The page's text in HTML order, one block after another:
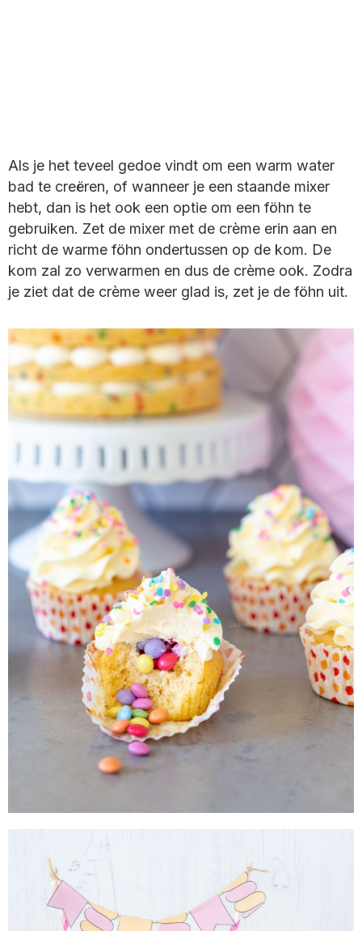
Als je het teveel gedoe vindt om een warm water
bad te creëren, of wanneer je een staande mixer
hebt, dan is het ook een optie om een föhn te
gebruiken. Zet de mixer met de crème erin aan en
richt de warme föhn ondertussen op de kom. De
kom zal zo verwarmen en dus de crème ook. Zodra
je ziet dat de crème weer glad is, zet je de föhn uit.